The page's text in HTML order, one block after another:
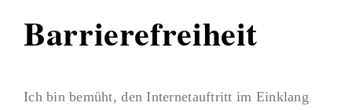
Barrierefreiheit
Ich bin bemüht, den Internetauftritt im Einklang